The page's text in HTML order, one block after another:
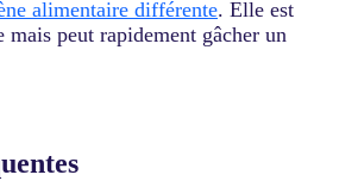
alimentaire différente. Elle est
mais peut rapidement gâcher un